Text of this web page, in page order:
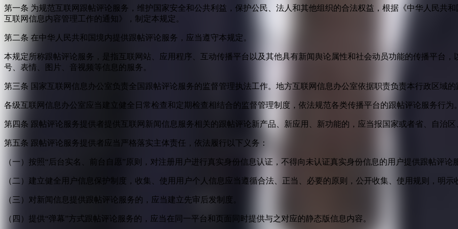
第一条 为规范互联网跟帖评论服务，维护国家安全和公共利益，保护公民、法人和其他组织的合法权益，根据《中华人民共
互联网信息内容管理工作的通知》，制定本规定。
第二条 在中华人民共和国境内提供跟帖评论服务，应当遵守本规定。
本规定所称跟帖评论服务，是指互联网站、应用程序、互动传播平台以及其他具有新闻舆论属性和社会动员功能的传播平台
号、表情、图片、音视频等信息的服务。
第三条 国家互联网信息办公室负责全国跟帖评论服务的监督管理执法工作。地方互联网信息办公室依据职责负责本行政区域
各级互联网信息办公室应当建立健全日常检查和定期检查相结合的监督管理制度，依法规范各类传播平台的跟帖评论服务行为
第四条 跟帖评论服务提供者提供互联网新闻信息服务相关的跟帖评论新产品、新应用、新功能的，应当报国家或者省、自治
第五条 跟帖评论服务提供者应当严格落实主体责任，依法履行以下义务：
（一）按照“后台实名、前台自愿”原则，对注册用户进行真实身份信息认证，不得向未认证真实身份信息的用户提供跟帖评论
（二）建立健全用户信息保护制度，收集、使用用户个人信息应当遵循合法、正当、必要的原则，公开收集、使用规则，明
（三）对新闻信息提供跟帖评论服务的，应当建立先审后发制度。
（四）提供“弹幕”方式跟帖评论服务的，应当在同一平台和页面同时提供与之对应的静态版信息内容。